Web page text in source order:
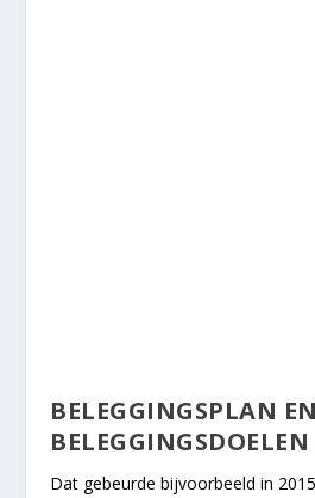
BELEGGINGSPLAN EN
BELEGGINGSDOELEN
Dat gebeurde bijvoorbeeld in